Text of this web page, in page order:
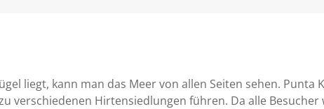
liegt, kann man das Meer von allen Seiten sehen. Punta
verschiedenen Hirtensiedlungen führen. Da alle Besucher